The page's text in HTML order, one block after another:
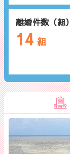
離婚件数（組）
14 組